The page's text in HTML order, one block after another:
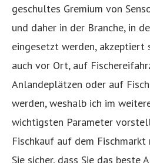
geschultes Gremium von
und daher in der Branche, in
eingesetzt werden, akzeptiert
auch vor Ort, auf
Anlandeplätzen oder auf
werden, weshalb ich im
wichtigsten Parameter
Fischkauf auf dem
Sie sicher, dass Sie das beste